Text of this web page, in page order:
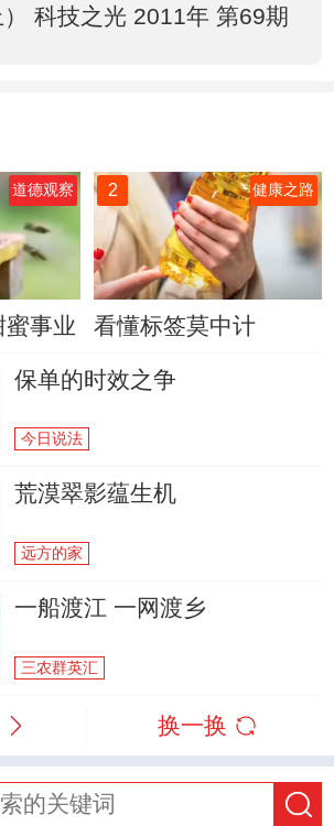
科技之光 2011年 第69期
道德观察
蜜事业
2 健康之路
看懂标签莫中计
保单的时效之争
今日说法
荒漠翠影蕴生机
远方的家
一船渡江 一网渡乡
三农群英汇
换一换